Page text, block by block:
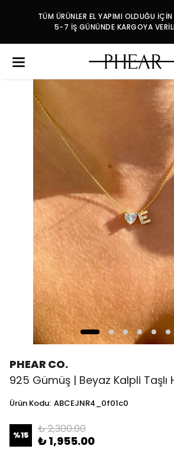
TÜM ÜRÜNLER EL YAPIMI OLDUĞU
5-7 İŞ GÜNÜNDE KARGOYA
PHEAR CO.
925 Gümüş | Beyaz Kalpli Taşlı
Ürün Kodu: ABCEJNR4_0f01c0
%15 ₺ 2,300.00
₺ 1,955.00